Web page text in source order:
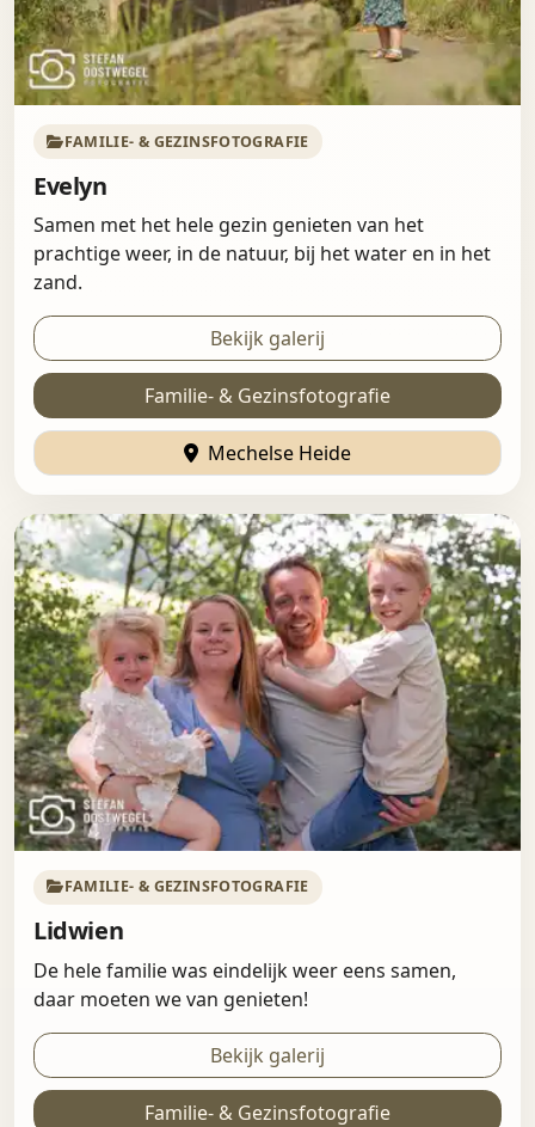
FAMILIE- & GEZINSFOTOGRAFIE
Evelyn
Samen met het hele gezin genieten van het
prachtige weer, in de natuur, bij het water en in het
zand.
Bekijk galerij
Familie- & Gezinsfotografie
Mechelse Heide
FAMILIE- & GEZINSFOTOGRAFIE
Lidwien
De hele familie was eindelijk weer eens samen,
daar moeten we van genieten!
Bekijk galerij
Familie- & Gezinsfotografie